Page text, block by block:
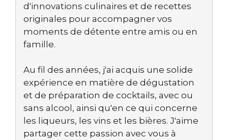
d'innovations culinaires et de recettes
originales pour accompagner vos
moments de détente entre amis ou en
famille.
Au fil des années, j'ai acquis une solide
expérience en matière de dégustation
et de préparation de cocktails, avec ou
sans alcool, ainsi qu'en ce qui concerne
les liqueurs, les vins et les bières. J'aime
partager cette passion avec vous à